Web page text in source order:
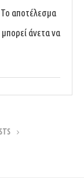
Το αποτέλεσμα
μπορεί άνετα να